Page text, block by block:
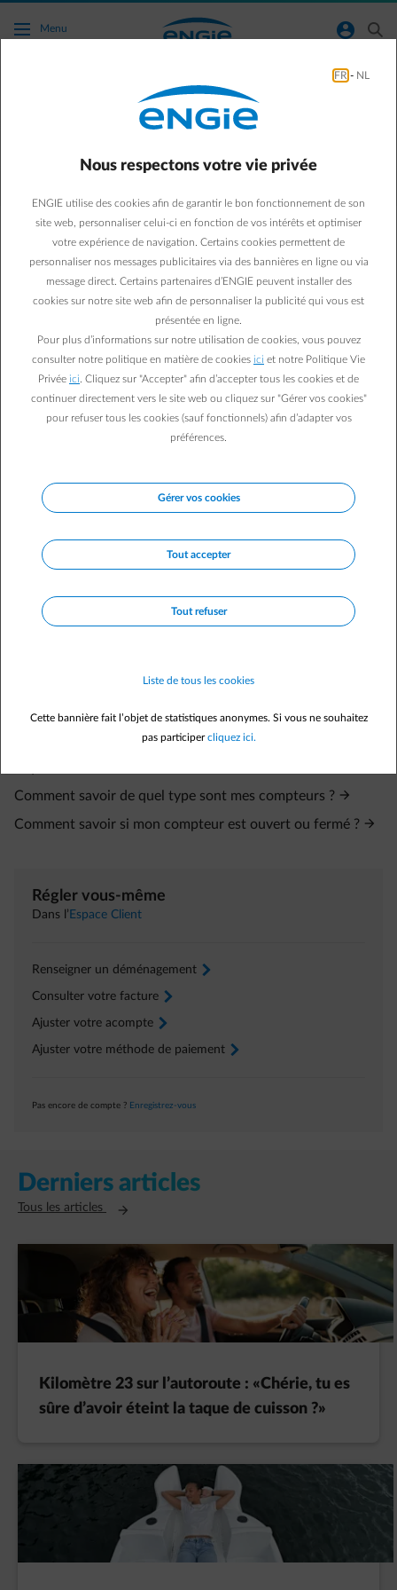
Accéder au contenu principal
Menu normal-account-circle search
Où puis-je trouver mon numéro de
Sur votre facture annuelle
En appelant votre gestionnaire de réseau de distribution
Trouvez votre gestionnaire de réseau de distribution pour :
Wallonie
Flandre
Si vous voulez vérifier votre numéro de compteur pour lequel vos
avez déjà un contrat actif chez ENGIE, vous pouvez aussi le trouver
J'ai déjà un contrat chez ENGIE pour mon habitation.
Comment souscrire un contrat pour une habitation
de déménagement ?
Où puis-je retrouver mon/mes code(s) EAN ?
Comment savoir de quel type sont mes compteurs ?
Comment savoir si mon compteur est ouvert ou fermé ?
Régler vous-même
Dans l’ Espace Client
Renseigner un déménagement arrow-right
Consulter votre facture arrow-right
Ajuster votre acompte arrow-right
Ajuster votre méthode de paiement arrow-right
Pas encore de compte ? Enregistrez-vous
Derniers articles
Tous les articles Ouvre un nouvel onglet
Kilomètre 23 sur l’autoroute : «Chérie, tu es
sûre d’avoir éteint la taque de cuisson ?»
FR - NL
Nous respectons votre vie privée
ENGIE utilise des cookies afin de garantir le bon fonctionnement de son
site web, personnaliser celui-ci en fonction de vos intérêts et optimiser
votre expérience de navigation. Certains cookies permettent de
personnaliser nos messages publicitaires via des bannières en ligne ou via
message direct. Certains partenaires d’ENGIE peuvent installer des
cookies sur notre site web afin de personnaliser la publicité qui vous est
présentée en ligne.
Pour plus d’informations sur notre utilisation de cookies, vous pouvez
consulter notre politique en matière de cookies ici et notre Politique Vie
Privée ici . Cliquez sur "Accepter" afin d’accepter tous les cookies et de
continuer directement vers le site web ou cliquez sur "Gérer vos cookies"
pour refuser tous les cookies (sauf fonctionnels) afin d’adapter vos
préférences.
Gérer vos cookies
Tout accepter
Tout refuser
Liste de tous les cookies
Cette bannière fait l’objet de statistiques anonymes. Si vous ne souhaitez
pas participercliquez ici.